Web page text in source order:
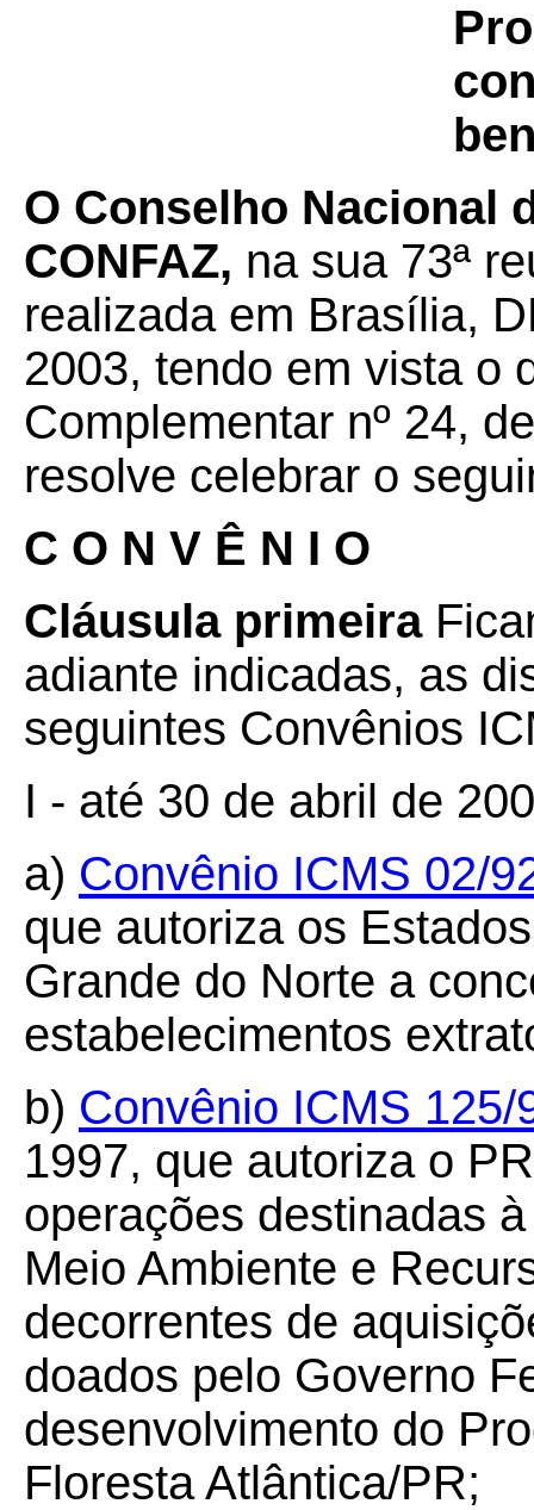
O Conselho Nacional
CONFAZ, na sua 73ª
realizada em Brasília,
2003, tendo em vista o
Complementar nº 24,
resolve celebrar o
C O N V Ê N I O
Cláusula primeira
adiante indicadas, as
seguintes Convênios
I - até 30 de abril de
a) Convênio ICMS 02/
que autoriza os
Grande do Norte a
estabelecimentos
b) Convênio ICMS 125/
1997, que autoriza o
operações destinadas
Meio Ambiente e
decorrentes de
doados pelo Governo
desenvolvimento do
Floresta Atlântica/PR;